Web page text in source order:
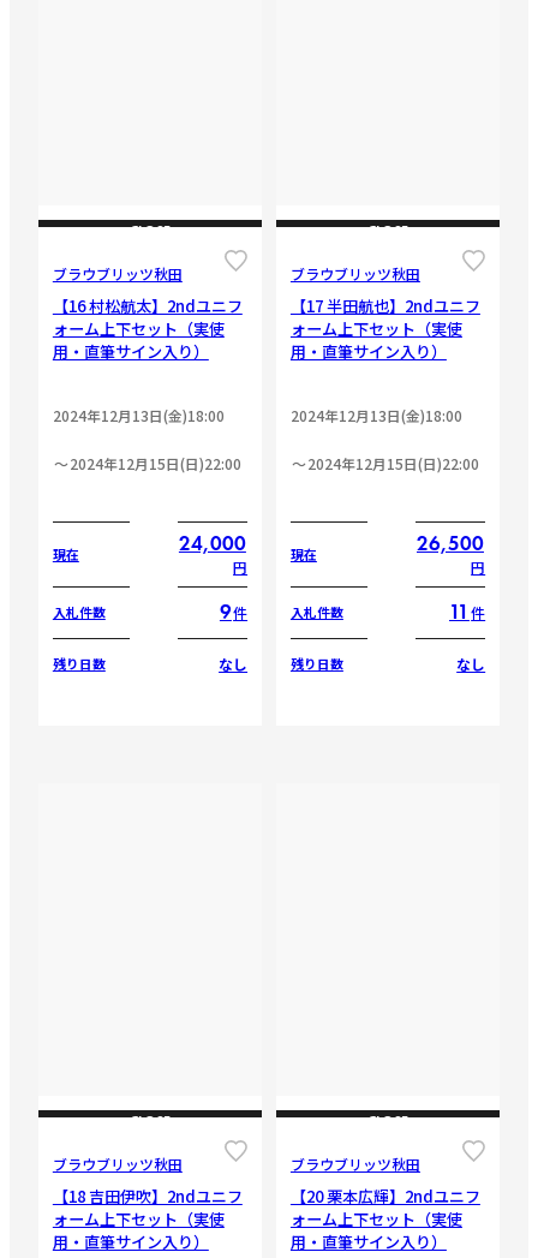
CLOSE
ブラウブリッツ秋田
【16 村松航太】2ndユニフ
ォーム上下セット（実使
用・直筆サイン入り）
2024年12月13日(金)18:00
2024年12月15日(日)22:00
現在 24,000
円
入札件数 9件
残り日数 なし
CLOSE
ブラウブリッツ秋田
【17 半田航也】2ndユニフ
ォーム上下セット（実使
用・直筆サイン入り）
2024年12月13日(金)18:00
2024年12月15日(日)22:00
現在 26,500
円
入札件数 11 件
残り日数 なし
CLOSE
ブラウブリッツ秋田
【18 吉田伊吹】2ndユニフ
ォーム上下セット（実使
用・直筆サイン入り）
CLOSE
ブラウブリッツ秋田
【20 栗本広輝】2ndユニフ
ォーム上下セット（実使
用・直筆サイン入り）